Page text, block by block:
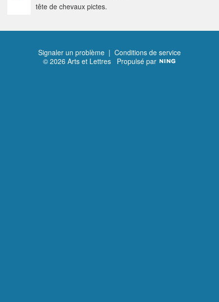
tête de chevaux pictes.
Signaler un problème | Conditions de service
© 2026 Arts et Lettres Propulsé par